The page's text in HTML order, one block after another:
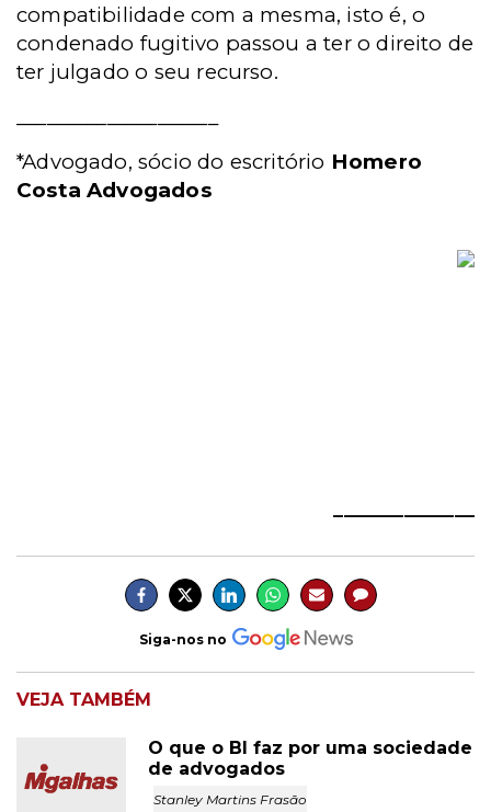
compatibilidade com a mesma, isto é, o
condenado fugitivo passou a ter o direito de
ter julgado o seu recurso.
*Advogado, sócio do escritório Homero
Costa Advogados
Siga-nos no
VEJA TAMBÉM
O que o BI faz por uma sociedade
de advogados
Stanley Martins Frasão